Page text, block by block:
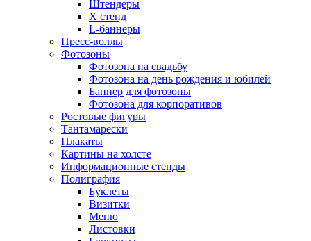
Штендеры
Х стенд
L-баннеры
Пресс-воллы
Фотозоны
Фотозона на свадьбу
Фотозона на день рождения и юбилей
Баннер для фотозоны
Фотозона для корпоративов
Ростовые фигуры
Тантамарески
Плакаты
Картины на холсте
Информационные стенды
Полиграфия
Буклеты
Визитки
Меню
Листовки